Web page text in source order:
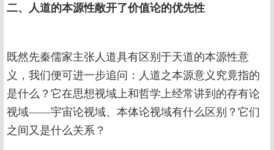
二、人道的本源性敞开了价值论的优先性
既然先秦儒家主张人道具有区别于天道的本源性意
义，我们便可进一步追问：人道之本源意义究竟指的
是什么？它在思想视域上和哲学上经常讲到的存有论
视域——宇宙论视域、本体论视域有什么区别？它们
之间又是什么关系？